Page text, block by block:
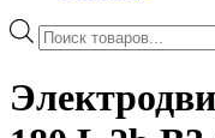
Поиск
товаров